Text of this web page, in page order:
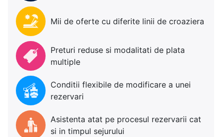
Mii de oferte cu diferite linii de croaziera
Preturi reduse si modalitati de plata
multiple
Conditii flexibile de modificare a unei
rezervari
Asistenta atat pe procesul rezervarii cat
si in timpul sejurului